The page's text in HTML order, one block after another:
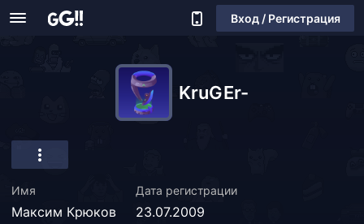
Вход / Регистрация
KruGEr-
Имя
Максим Крюков
Дата регистрации
23.07.2009